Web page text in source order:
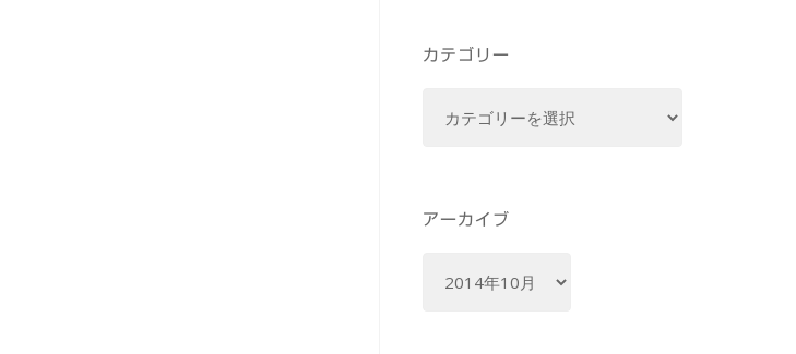
カテゴリー
ー
アーカイブ